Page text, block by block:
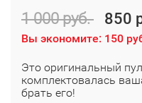
1 000 руб. 850
Вы экономите: 150
Это оригинальный
комплектовалась
брать его!